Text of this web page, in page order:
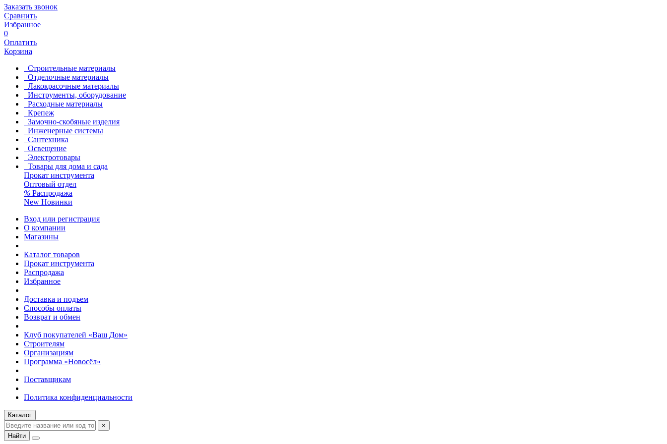
Заказать звонок
Сравнить
Избранное
0
Оплатить
Корзина
Строительные материалы
Отделочные материалы
Лакокрасочные материалы
Инструменты, оборудование
Расходные материалы
Крепеж
Замочно-скобяные изделия
Инженерные системы
Сантехника
Освещение
Электротовары
Товары для дома и сада
Прокат инструмента
Оптовый отдел
% Распродажа
New Новинки
Вход или регистрация
О компании
Магазины
Каталог товаров
Прокат инструмента
Распродажа
Избранное
Доставка и подъем
Способы оплаты
Возврат и обмен
Клуб покупателей «Ваш Дом»
Строителям
Организациям
Программа «Новосёл»
Поставщикам
Политика конфиденциальности
Каталог
×
Найти